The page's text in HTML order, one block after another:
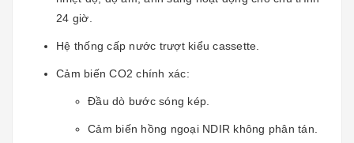
24 giờ.
Hệ thống cấp nước trượt kiểu cassette.
Cảm biến CO2 chính xác:
Đầu dò bước sóng kép.
Cảm biến hồng ngoại NDIR không phân tán.